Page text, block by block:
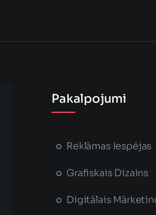
Pakalpojumi
Reklāmas Iespējas
Grafiskais Dizains
Digitālais